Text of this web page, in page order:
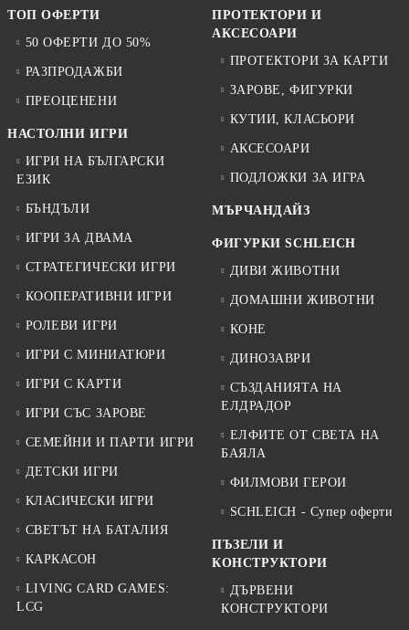
ТОП ОФЕРТИ
50 ОФЕРТИ ДО 50%
РАЗПРОДАЖБИ
ПРЕОЦЕНЕНИ
НАСТОЛНИ ИГРИ
ИГРИ НА БЪЛГАРСКИ
ЕЗИК
БЪНДЪЛИ
ИГРИ ЗА ДВАМА
СТРАТЕГИЧЕСКИ ИГРИ
КООПЕРАТИВНИ ИГРИ
РОЛЕВИ ИГРИ
ИГРИ С МИНИАТЮРИ
ИГРИ С КАРТИ
ИГРИ СЪС ЗАРОВЕ
СЕМЕЙНИ И ПАРТИ ИГРИ
ДЕТСКИ ИГРИ
КЛАСИЧЕСКИ ИГРИ
СВЕТЪТ НА БАТАЛИЯ
КАРКАСОН
LIVING CARD GAMES:
LCG
ПРОТЕКТОРИ И
АКСЕСОАРИ
ПРОТЕКТОРИ ЗА КАРТИ
ЗАРОВЕ, ФИГУРКИ
КУТИИ, КЛАСЬОРИ
АКСЕСОАРИ
ПОДЛОЖКИ ЗА ИГРА
МЪРЧАНДАЙЗ
ФИГУРКИ SCHLEICH
ДИВИ ЖИВОТНИ
ДОМАШНИ ЖИВОТНИ
КОНЕ
ДИНОЗАВРИ
СЪЗДАНИЯТА НА
ЕЛДРАДОР
ЕЛФИТЕ ОТ СВЕТА НА
БАЯЛА
ФИЛМОВИ ГЕРОИ
SCHLEICH - Супер оферти
ПЪЗЕЛИ И
КОНСТРУКТОРИ
ДЪРВЕНИ
КОНСТРУКТОРИ